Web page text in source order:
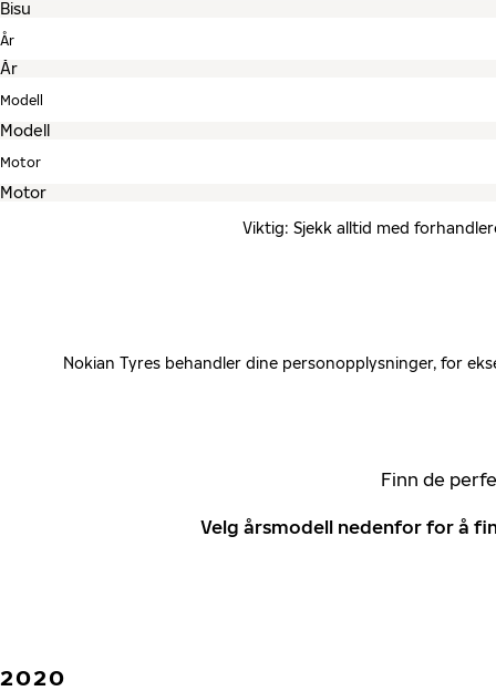
År
Modell
Motor
Viktig: Sjekk alltid med
Nokian Tyres behandler dine personopplysninger, for
Finn de
Velg årsmodell nedenfor for å
2020